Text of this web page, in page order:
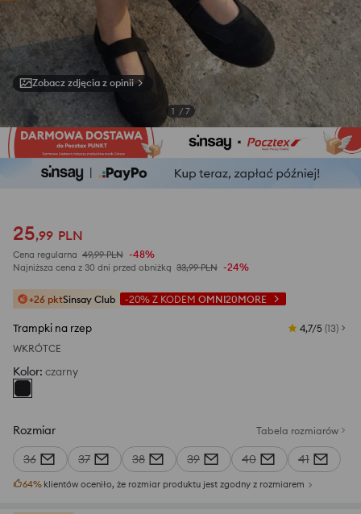
Zobacz zdjęcia z opinii
1 / 7
25,99 PLN
Cena regularna 49,99 PLN -48%
Najniższa cena z 30 dni przed obniżką 33,99 PLN -24%
+26 pktSinsay Club -20% Z KODEM OMNI20MORE
Trampki na rzep 4,7/5 (13)
WKRÓTCE
Kolor: czarny
Rozmiar Tabela rozmiarów
36 37 38 39 40 41
64% klientów oceniło, że rozmiar produktu jest zgodny z rozmiarem